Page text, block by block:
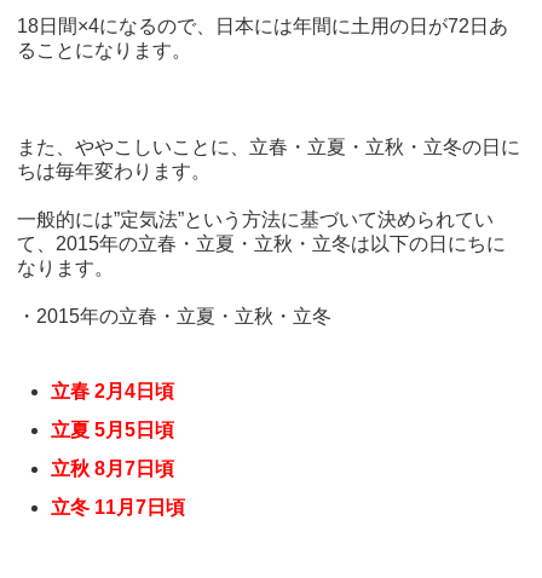
18日間×4になるので、日本には年間に土用の日が72日あ
ることになります。
また、ややこしいことに、立春・立夏・立秋・立冬の日に
ちは毎年変わります。
一般的には”定気法”という方法に基づいて決められてい
て、2015年の立春・立夏・立秋・立冬は以下の日にちに
なります。
・2015年の立春・立夏・立秋・立冬
立春 2月4日頃
立夏 5月5日頃
立秋 8月7日頃
立冬 11月7日頃